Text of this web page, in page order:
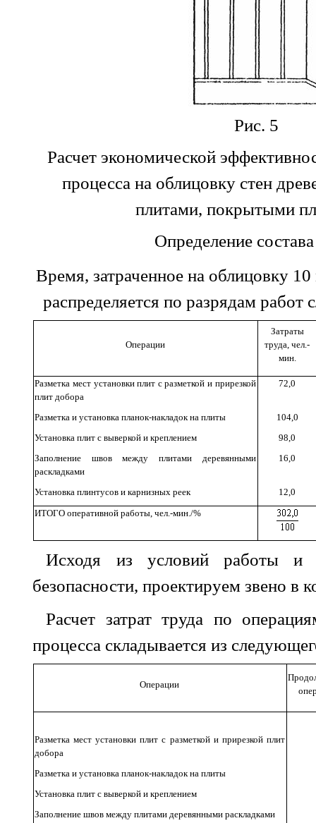
Рис. 5
Расчет экономической
процесса на облицовку стен
плитами, покрытыми
Определение
Время, затраченное на облицовку
распределяется по разрядам
Операции
Затраты
труда, чел.-
мин.
Разметка мест установки плит с разметкой и прирезкой
плит добора
72,0
Разметка и установка планок-накладок на плиты
104,0
Установка плит с выверкой и креплением
98,0
Заполнение швов между плитами деревянными
раскладками
16,0
Установка плинтусов и карнизных реек
12,0
ИТОГО оперативной работы, чел.-мин./%
Исходя из условий работы и
безопасности, проектируем звено в
Расчет затрат труда по
процесса складывается из
Операции
Разметка мест установки плит с разметкой и прирезкой плит
добора
Разметка и установка планок-накладок на плиты
Установка плит с выверкой и креплением
Заполнение швов между плитами деревянными раскладками